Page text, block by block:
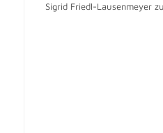
Sigrid Friedl-Lausenmeyer zu